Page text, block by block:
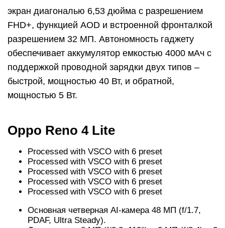
экран диагональю 6,53 дюйма с разрешением
FHD+, функцией AOD и встроенной фронталкой
разрешением 32 МП. Автономность гаджету
обеспечивает аккумулятор емкостью 4000 мАч с
поддержкой проводной зарядки двух типов –
быстрой, мощностью 40 Вт, и обратной,
мощностью 5 Вт.
Oppo Reno 4 Lite
Processed with VSCO with 6 preset
Processed with VSCO with 6 preset
Processed with VSCO with 6 preset
Processed with VSCO with 6 preset
Processed with VSCO with 6 preset
Основная четверная AI-камера 48 МП (f/1.7,
PDAF, Ultra Steady).